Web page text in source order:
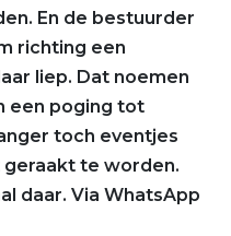
En de bestuurder
richting een
liep. Dat noemen
een poging tot
toch eventjes
te worden.
daar. Via WhatsApp